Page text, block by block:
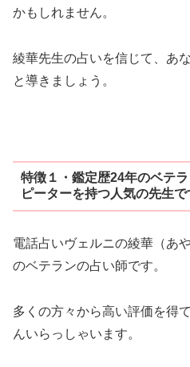
かもしれません。
綾華先生の占いを信じて、あ
と導きましょう。
特徴１・鑑定歴24年のベテ
ピーターを持つ人気の先生で
電話占いヴェルニの綾華（あ
のベテランの占い師です。
多くの方々から高い評価を得
んいらっしゃいます。